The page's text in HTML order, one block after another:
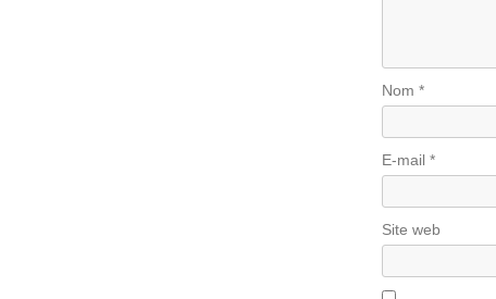
Nom*
E-mail*
Site web